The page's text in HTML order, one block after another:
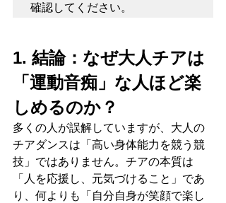
確認してください。
1. 結論：なぜ大人チアは
「運動音痴」な人ほど楽
しめるのか？
多くの人が誤解していますが、大人の
チアダンスは「高い身体能力を競う競
技」ではありません。チアの本質は
「人を応援し、元気づけること」であ
り、何よりも「自分自身が笑顔で楽し